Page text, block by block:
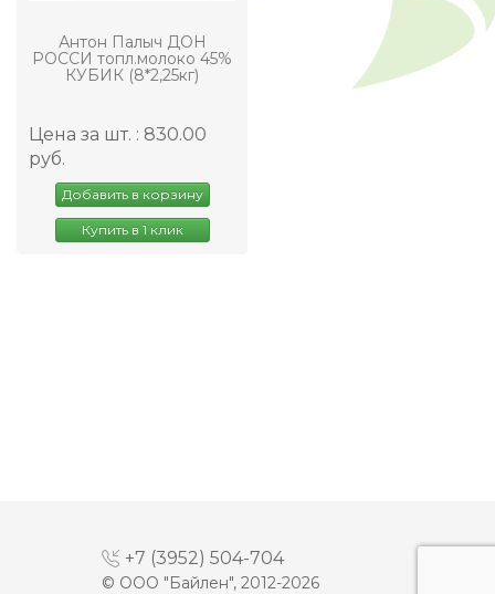
Антон Палыч ДОН
РОССИ топл.молоко 45%
КУБИК (8*2,25кг)
Цена за шт. : 830.00
руб.
Добавить в корзину
Купить в 1 клик
+7 (3952) 504-704
© ООО "Байлен", 2012-2026